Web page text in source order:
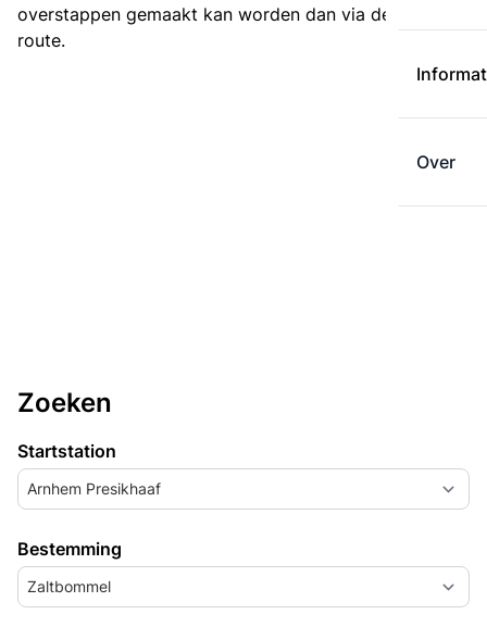
Over
overstappen gemaakt kan worden dan via de kortste
route.
Zoeken
Startstation
Arnhem Presikhaaf
Bestemming
Zaltbommel